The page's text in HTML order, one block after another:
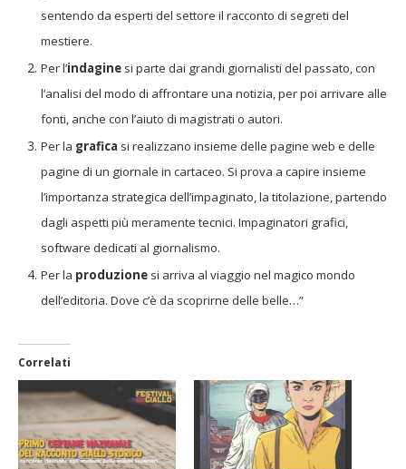
sentendo da esperti del settore il racconto di segreti del
mestiere.
Per l’indagine si parte dai grandi giornalisti del passato, con
l’analisi del modo di affrontare una notizia, per poi arrivare alle
fonti, anche con l’aiuto di magistrati o autori.
Per la grafica si realizzano insieme delle pagine web e delle
pagine di un giornale in cartaceo. Si prova a capire insieme
l’importanza strategica dell’impaginato, la titolazione, partendo
dagli aspetti più meramente tecnici. Impaginatori grafici,
software dedicati al giornalismo.
Per la produzione si arriva al viaggio nel magico mondo
dell’editoria. Dove c’è da scoprirne delle belle…”
Correlati